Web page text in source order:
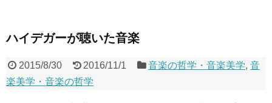
ハイデガーが聴いた音楽
2015/8/30 2016/11/1 音楽の哲学・音楽美学,音
楽美学・音楽の哲学